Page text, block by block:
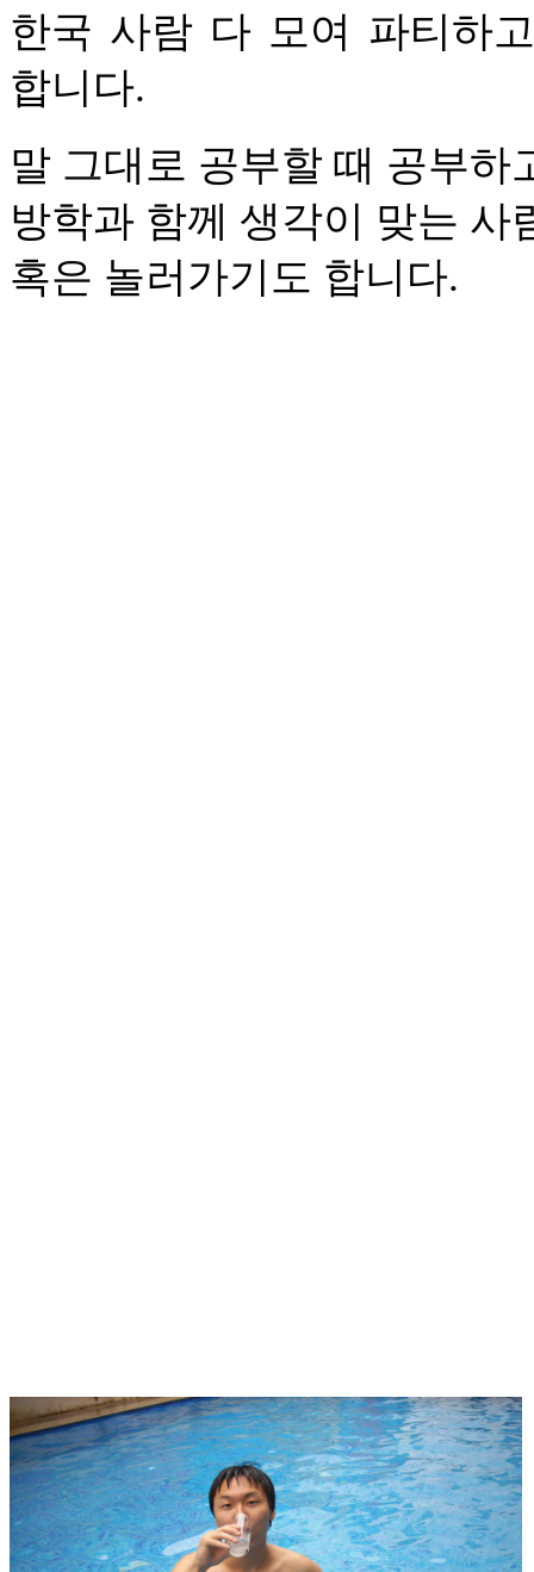
한국 사람 다 모여 파티하
합니다.
말 그대로 공부할 때 공부
방학과 함께 생각이 맞는
혹은 놀러가기도 합니다.